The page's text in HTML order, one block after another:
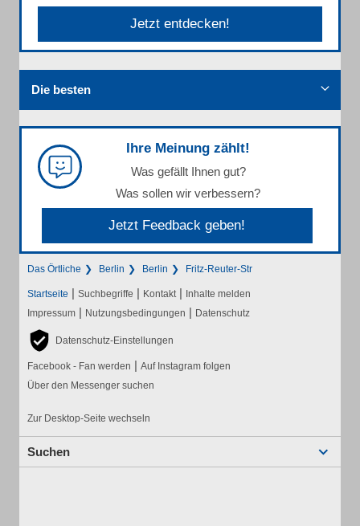
Jetzt entdecken!
Die besten
Ihre Meinung zählt!
Was gefällt Ihnen gut?
Was sollen wir verbessern?
Jetzt Feedback geben!
Das Örtliche Berlin Berlin Fritz-Reuter-Str
Startseite | Suchbegriffe | Kontakt | Inhalte melden
Impressum | Nutzungsbedingungen | Datenschutz
Datenschutz-Einstellungen
Facebook - Fan werden | Auf Instagram folgen
Über den Messenger suchen
Zur Desktop-Seite wechseln
Suchen